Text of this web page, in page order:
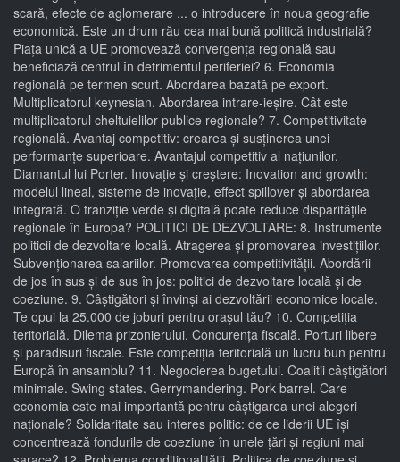
scară, efecte de aglomerare ... o introducere în noua geografie
economică. Este un drum rău cea mai bună politică industrială?
Piața unică a UE promovează convergența regională sau
beneficiază centrul în detrimentul periferiei? 6. Economia
regională pe termen scurt. Abordarea bazată pe export.
Multiplicatorul keynesian. Abordarea intrare-ieșire. Cât este
multiplicatorul cheltuielilor publice regionale? 7. Competitivitate
regională. Avantaj competitiv: crearea și susținerea unei
performanțe superioare. Avantajul competitiv al națiunilor.
Diamantul lui Porter. Inovație și creștere: Inovation and growth:
modelul lineal, sisteme de inovație, effect spillover și abordarea
integrată. O tranziție verde și digitală poate reduce disparitățile
regionale în Europa? POLITICI DE DEZVOLTARE: 8. Instrumente
politicii de dezvoltare locală. Atragerea și promovarea investițiilor.
Subvenționarea salariilor. Promovarea competitivității. Abordării
de jos în sus și de sus în jos: politici de dezvoltare locală și de
coeziune. 9. Câștigători și învinși ai dezvoltării economice locale.
Te opui la 25.000 de joburi pentru orașul tău? 10. Competiția
teritorială. Dilema prizonierului. Concurența fiscală. Porturi libere
și paradisuri fiscale. Este competiția teritorială un lucru bun pentru
Europă în ansamblu? 11. Negocierea bugetului. Coalitii câștigători
minimale. Swing states. Gerrymandering. Pork barrel. Care
economia este mai importantă pentru câștigarea unei alegeri
naționale? Solidaritate sau interes politic: de ce liderii UE își
concentrează fondurile de coeziune în unele țări și regiuni mai